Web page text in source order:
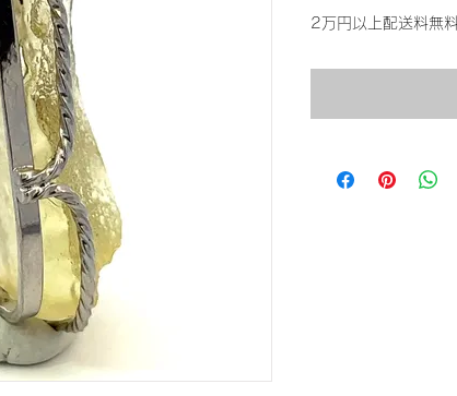
格
2万円以上配送料無